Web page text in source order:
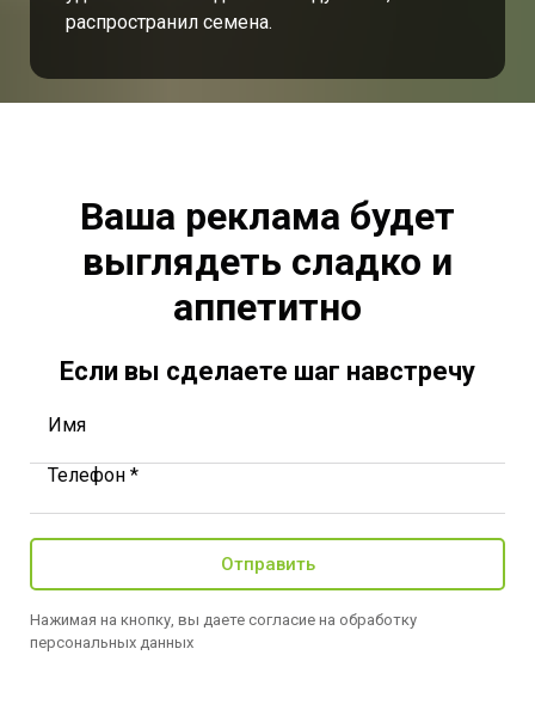
распространил семена.
Ваша реклама будет
выглядеть сладко и
аппетитно
Если вы сделаете шаг навстречу
Имя
Телефон *
Отправить
Нажимая на кнопку, вы даете согласие на обработку
персональных данных